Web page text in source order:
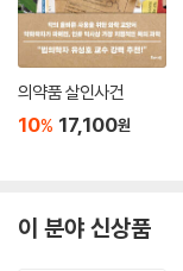
의약품 살인사건
10% 17,100원
이 분야 신상품